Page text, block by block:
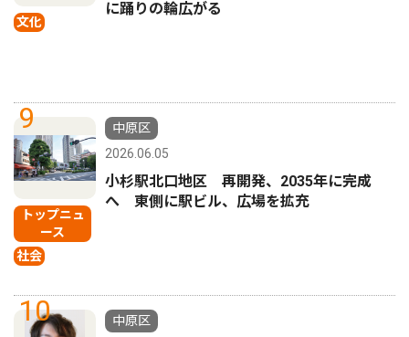
文化
に踊りの輪広がる
9
トップニュ
ース
社会
中原区
2026.06.05
小杉駅北口地区 再開発、2035年に完成
へ 東側に駅ビル、広場を拡充
10 中原区